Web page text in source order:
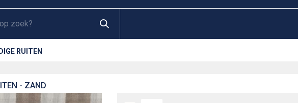
RUITEN
- ZAND